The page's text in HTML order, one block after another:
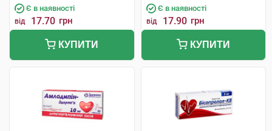
Є в наявності
від 17.70 грн
КУПИТИ
Є в наявності
від 17.90 грн
КУПИТИ